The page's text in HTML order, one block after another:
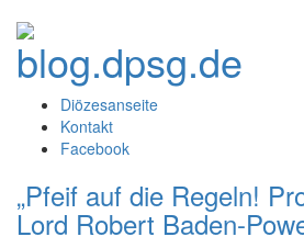
Diözesanseite
Kontakt
Facebook
„Pfeif auf die Regeln!
Lord Robert Baden-